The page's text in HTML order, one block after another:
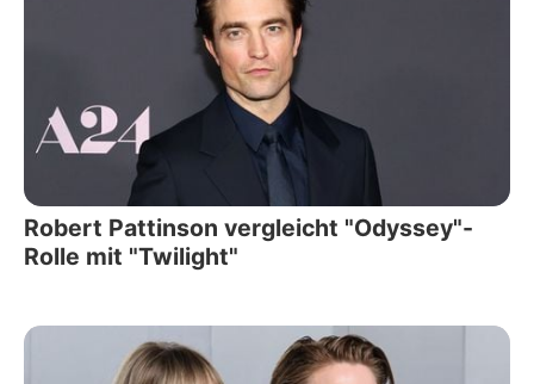
Robert Pattinson vergleicht "Odyssey"-
Rolle mit "Twilight"